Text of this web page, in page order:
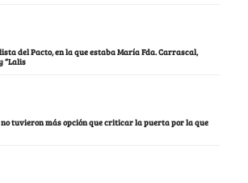
del Pacto, en la que estaba María Fda. Carrascal,
“Lalis
no tuvieron más opción que criticar la puerta por la que